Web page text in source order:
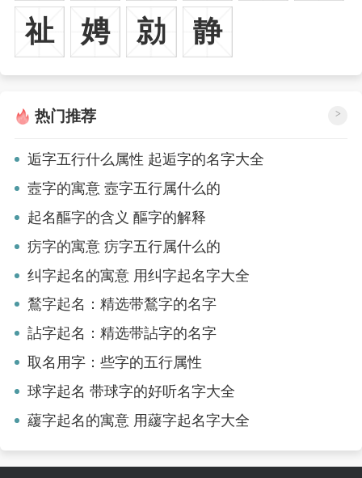
祉
娉 勍 静
热门推荐 >
逅字五行什么属性 起逅字的名字大全
壼字的寓意 壼字五行属什么的
起名醧字的含义 醧字的解释
疠字的寓意 疠字五行属什么的
纠字起名的寓意 用纠字起名字大全
鶖字起名：精选带鶖字的名字
詀字起名：精选带詀字的名字
取名用字：些字的五行属性
球字起名 带球字的好听名字大全
藧字起名的寓意 用藧字起名字大全